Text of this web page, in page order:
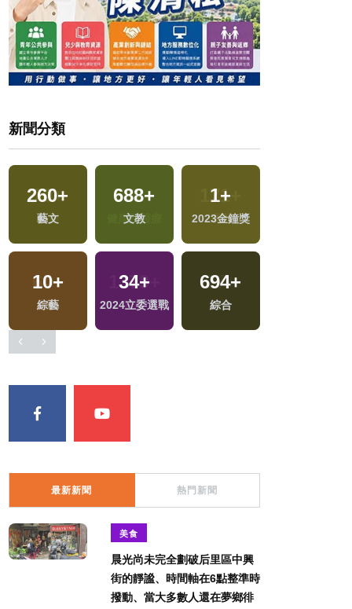
新聞分類
260+
藝文
688+
文教
1+
2023金鐘獎
10+
綜藝
34+
2024立委選戰
694+
綜合
最新新聞 熱門新聞
美食
晨光尚未完全劃破后里區中興
街的靜謐、時間軸在6點整準時
撥動、當大多數人還在夢鄉徘